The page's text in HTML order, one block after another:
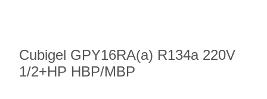
Cubigel GPY16RA(a) R134a 220V
1/2+HP HBP/MBP